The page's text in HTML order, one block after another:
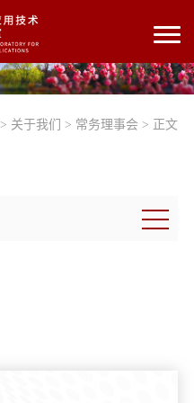
> 关于我们 > 常务理事会 > 正文